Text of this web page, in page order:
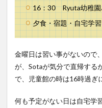
16：30 Ryuta幼稚園
夕食・宿題・自宅学
金曜日は習い事がないので
が、Sotaが気分で直帰する
で、児童館の時は16時過ぎ
何も予定がない日は自宅学